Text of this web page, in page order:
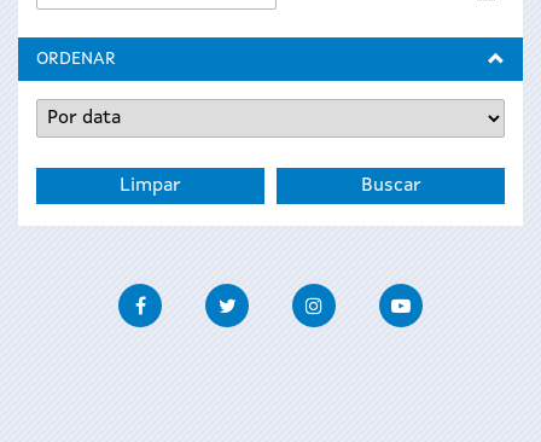
de
ORDENAR
FacebookTwitter InstagramYoutube